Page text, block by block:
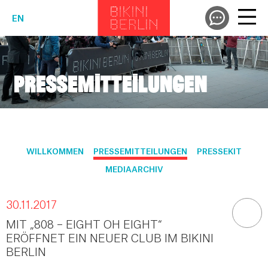
EN
PRESSEMITTEILUNGEN
WILLKOMMEN PRESSEMITTEILUNGEN PRESSEKIT
MEDIAARCHIV
30.11.2017
MIT „808 – EIGHT OH EIGHT“
ERÖFFNET EIN NEUER CLUB IM BIKINI
BERLIN